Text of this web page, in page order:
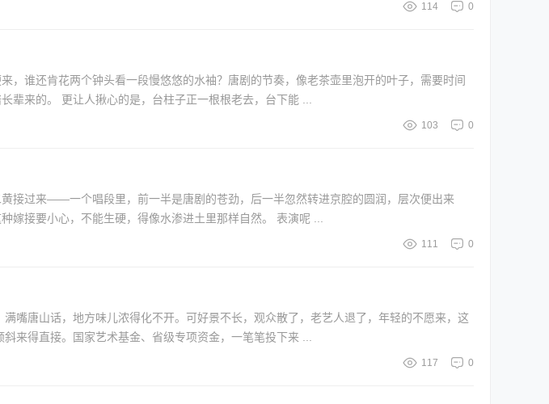
0
114
谁还肯花两个钟头看一段慢悠悠的水袖？唐剧的节奏，像老茶壶里泡开的叶子，需要时间
沉底。可年轻人急着赶路，品不出那股回甘。剧院里银发一片，偶见几张年轻面孔，也多是陪长辈来的。 更让人揪心的是，台柱子正一根根老去，台下能 ...
0
103
接过来——一个唱段里，前一半是唐剧的苍劲，后一半忽然转进京腔的圆润，层次便出来
了。《影魂》这样的新编剧目，完全可以在关键处嵌入京剧旋律，让耳朵觉出几分新鲜。但这种嫁接要小心，不能生硬，得像水渗进土里那样自然。 表演呢 ...
0
111
唐山话，地方味儿浓得化不开。可好景不长，观众散了，老艺人退了，年轻的不愿来，这
运。不过，非遗保护的东风一吹，事情有了转机。 政策层面的倾斜来得直接。国家艺术基金、省级专项资金，一笔笔投下来 ...
0
117